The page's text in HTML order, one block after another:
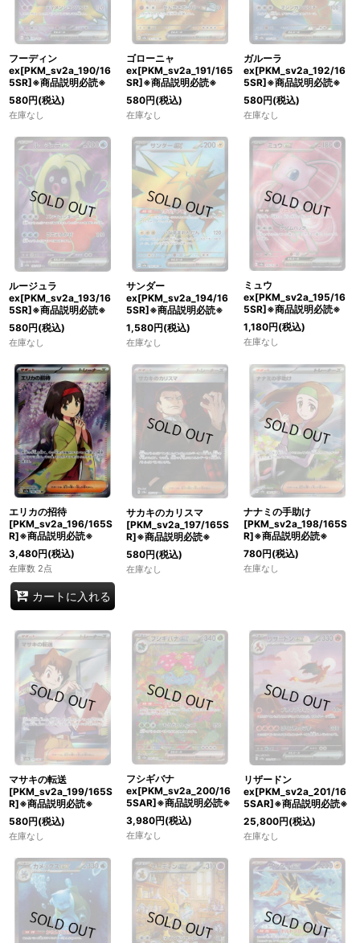
フーディン
ex[PKM_sv2a_190/16
5SR]※商品説明必読※
580円(税込)
在庫なし
ゴローニャ
ex[PKM_sv2a_191/165
SR]※商品説明必読※
580円(税込)
在庫なし
ガルーラ
ex[PKM_sv2a_192/16
5SR]※商品説明必読※
580円(税込)
在庫なし
ルージュラ
ex[PKM_sv2a_193/16
5SR]※商品説明必読※
580円(税込)
在庫なし
サンダー
ex[PKM_sv2a_194/16
5SR]※商品説明必読※
1,580円(税込)
在庫なし
ミュウ
ex[PKM_sv2a_195/16
5SR]※商品説明必読※
1,180円(税込)
在庫なし
エリカの招待
[PKM_sv2a_196/165S
R]※商品説明必読※
3,480円(税込)
在庫数 2点
カートに入れる
サカキのカリスマ
[PKM_sv2a_197/165S
R]※商品説明必読※
580円(税込)
在庫なし
ナナミの手助け
[PKM_sv2a_198/165S
R]※商品説明必読※
780円(税込)
在庫なし
マサキの転送
[PKM_sv2a_199/165S
R]※商品説明必読※
580円(税込)
在庫なし
フシギバナ
ex[PKM_sv2a_200/16
5SAR]※商品説明必読※
3,980円(税込)
在庫なし
リザードン
ex[PKM_sv2a_201/16
5SAR]※商品説明必読※
25,800円(税込)
在庫なし